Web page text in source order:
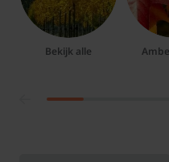
Bekijk alle